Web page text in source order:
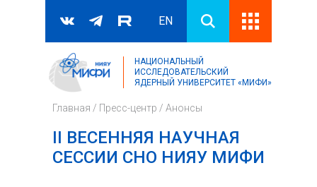
Форма поиска
Поиск
EN
НАЦИОНАЛЬНЫЙ
ИССЛЕДОВАТЕЛЬСКИЙ
ЯДЕРНЫЙ УНИВЕРСИТЕТ «МИФИ»
Главная / Пресс-центр / Анонсы
II ВЕСЕННЯЯ НАУЧНАЯ
СЕССИИ СНО НИЯУ МИФИ